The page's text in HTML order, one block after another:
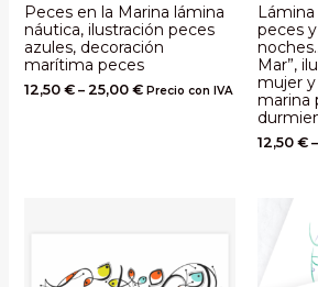
Peces en la Marina lámina
náutica, ilustración peces
azules, decoración
marítima peces
12,50 €– 25,00 € Precio con IVA
peces y
Mar”,
mujer y
marina
12,50 € –